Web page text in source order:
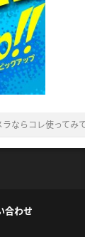
ラならコレ使って
合わせ